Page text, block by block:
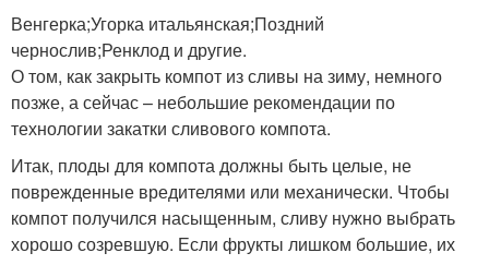
Венгерка;Угорка итальянская;Поздний
чернослив;Ренклод и другие.
О том, как закрыть компот из сливы на зиму, немного
позже, а сейчас – небольшие рекомендации по
технологии закатки сливового компота.
Итак, плоды для компота должны быть целые, не
поврежденные вредителями или механически. Чтобы
компот получился насыщенным, сливу нужно выбрать
хорошо созревшую. Если фрукты лишком большие, их